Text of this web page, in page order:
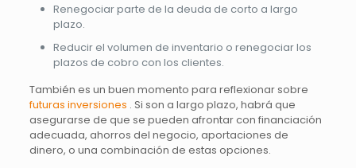
Renegociar parte de la deuda de corto a largo
plazo.
Reducir el volumen de inventario o renegociar los
plazos de cobro con los clientes.
También es un buen momento para reflexionar sobre
futuras inversiones . Si son a largo plazo, habrá que
asegurarse de que se pueden afrontar con financiación
adecuada, ahorros del negocio, aportaciones de
dinero, o una combinación de estas opciones.